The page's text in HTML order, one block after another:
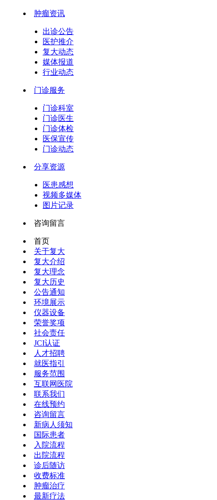
肿瘤资讯
出诊公告
医护推介
复大动态
媒体报道
行业动态
门诊服务
门诊科室
门诊医生
门诊体检
医保宣传
门诊动态
分享资源
医患感想
视频多媒体
图片记录
咨询留言
首页
关于复大
复大介绍
复大理念
复大历史
公告通知
环境展示
仪器设备
荣誉奖项
社会责任
JCI认证
人才招聘
就医指引
服务范围
互联网医院
联系我们
在线预约
咨询留言
新病人须知
国际患者
入院流程
出院流程
诊后随访
收费标准
肿瘤治疗
最新疗法